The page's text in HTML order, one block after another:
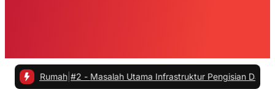
Rumah |#2 -Masalah Utama Infrastruktur Pengisian Daya untuk